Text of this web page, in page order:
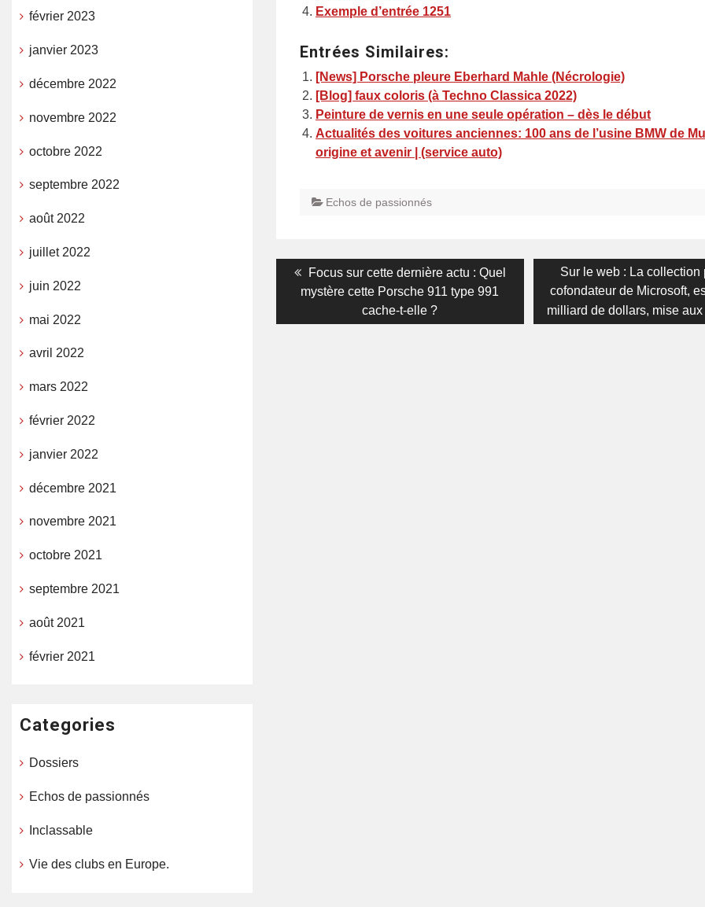
Exemple d’entrée 1251
Entrées Similaires:
[News] Porsche pleure Eberhard Mahle (Nécrologie)
[Blog] faux coloris (à Techno Classica 2022)
Peinture de vernis en une seule opération – dès le début
Actualités des voitures anciennes: 100 ans de l’usine BMW de
origine et avenir | (service auto)
Echos de passionnés
Navigation
l’article
Previous
post:
Focus sur cette dernière actu : Quel
mystère cette Porsche 911 type 991
cache-t-elle ?
Next
post:
Sur le web : La collection
cofondateur de Microsoft,
milliard de dollars, mise
février 2023
janvier 2023
décembre 2022
novembre 2022
octobre 2022
septembre 2022
août 2022
juillet 2022
juin 2022
mai 2022
avril 2022
mars 2022
février 2022
janvier 2022
décembre 2021
novembre 2021
octobre 2021
septembre 2021
août 2021
février 2021
Categories
Dossiers
Echos de passionnés
Inclassable
Vie des clubs en Europe.